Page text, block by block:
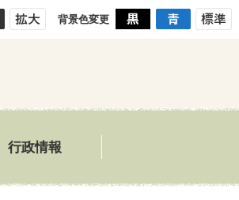
背景色変更
行政情報